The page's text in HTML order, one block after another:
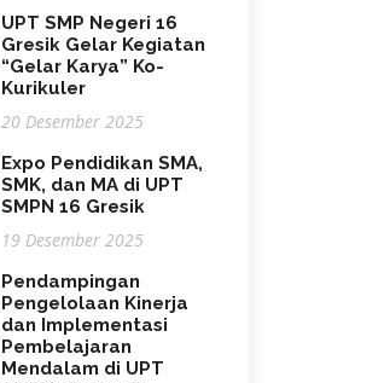
UPT SMP Negeri 16
Gresik Gelar Kegiatan
“Gelar Karya” Ko-
Kurikuler
20 Desember 2025
Expo Pendidikan SMA,
SMK, dan MA di UPT
SMPN 16 Gresik
19 Desember 2025
Pendampingan
Pengelolaan Kinerja
dan Implementasi
Pembelajaran
Mendalam di UPT